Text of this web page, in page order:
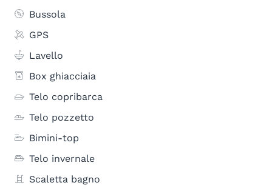
Bussola
GPS
Lavello
Box ghiacciaia
Telo copribarca
Telo pozzetto
Bimini-top
Telo invernale
Scaletta bagno